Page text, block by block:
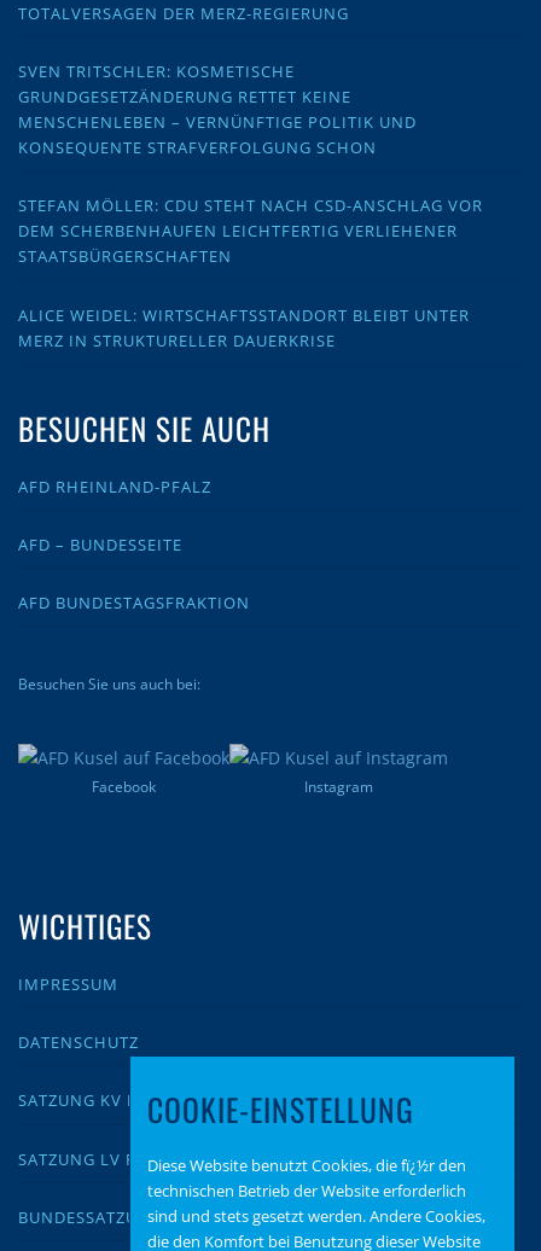
TOTALVERSAGEN DER MERZ-REGIERUNG
SVEN TRITSCHLER: KOSMETISCHE
GRUNDGESETZÄNDERUNG RETTET KEINE
MENSCHENLEBEN – VERNÜNFTIGE POLITIK UND
KONSEQUENTE STRAFVERFOLGUNG SCHON
STEFAN MÖLLER: CDU STEHT NACH CSD-ANSCHLAG VOR
DEM SCHERBENHAUFEN LEICHTFERTIG VERLIEHENER
STAATSBÜRGERSCHAFTEN
ALICE WEIDEL: WIRTSCHAFTSSTANDORT BLEIBT UNTER
MERZ IN STRUKTURELLER DAUERKRISE
BESUCHEN SIE AUCH
AFD RHEINLAND-PFALZ
AFD – BUNDESSEITE
AFD BUNDESTAGSFRAKTION
Besuchen Sie uns auch bei:
Facebook Instagram
WICHTIGES
IMPRESSUM
DATENSCHUTZ
SATZUNG KV KUSEL
SATZUNG LV RLP
BUNDESSATZUNG
COOKIE-EINSTELLUNG
Diese Website benutzt Cookies, die fï¿½r den
technischen Betrieb der Website erforderlich
sind und stets gesetzt werden. Andere Cookies,
die den Komfort bei Benutzung dieser Website